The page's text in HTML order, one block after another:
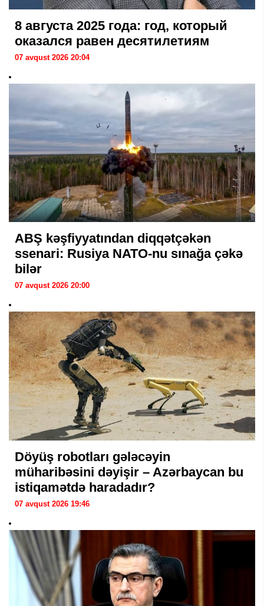
8 августа 2025 года: год, который
оказался равен десятилетиям
07 avqust 2026 20:04
ABŞ kəşfiyyatından diqqətçəkən
ssenari: Rusiya NATO-nu sınağa çəkə
bilər
07 avqust 2026 20:00
Döyüş robotları gələcəyin
müharibəsini dəyişir – Azərbaycan bu
istiqamətdə haradadır?
07 avqust 2026 19:46